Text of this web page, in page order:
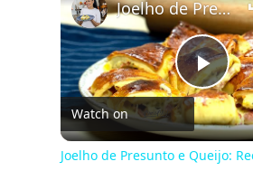
Joelho de Presunto e Queijo: Receita de Enroladinho Fofinho
Watch on
Joelho de Presunto e Queijo: